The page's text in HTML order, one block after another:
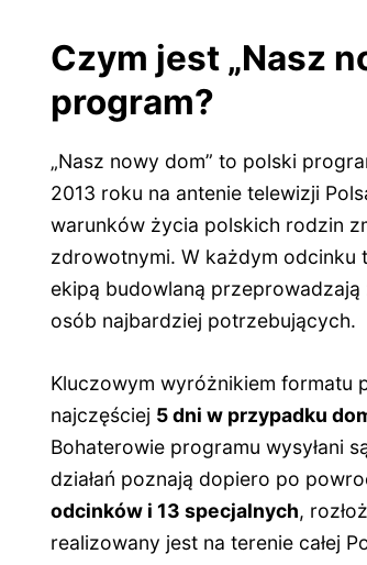
Czym jest „Nasz
program?
„Nasz nowy dom” to polski
2013 roku na antenie telewizji
warunków życia polskich rodzin
zdrowotnymi. W każdym odcinku
ekipą budowlaną
osób najbardziej potrzebujących.
Kluczowym wyróżnikiem formatu
najczęściej 5 dni w przypadku
Bohaterowie programu wysyłani
działań poznają dopiero po
odcinków i 13 specjalnych,
realizowany jest na terenie całej